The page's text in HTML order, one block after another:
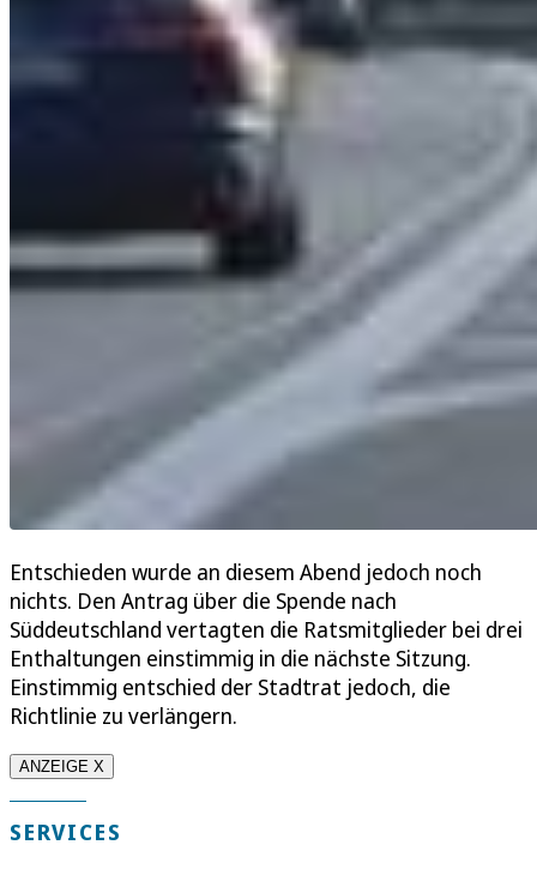
Entschieden wurde an diesem Abend jedoch noch
nichts. Den Antrag über die Spende nach
Süddeutschland vertagten die Ratsmitglieder bei drei
Enthaltungen einstimmig in die nächste Sitzung.
Einstimmig entschied der Stadtrat jedoch, die
Richtlinie zu verlängern.
ANZEIGE X
SERVICES